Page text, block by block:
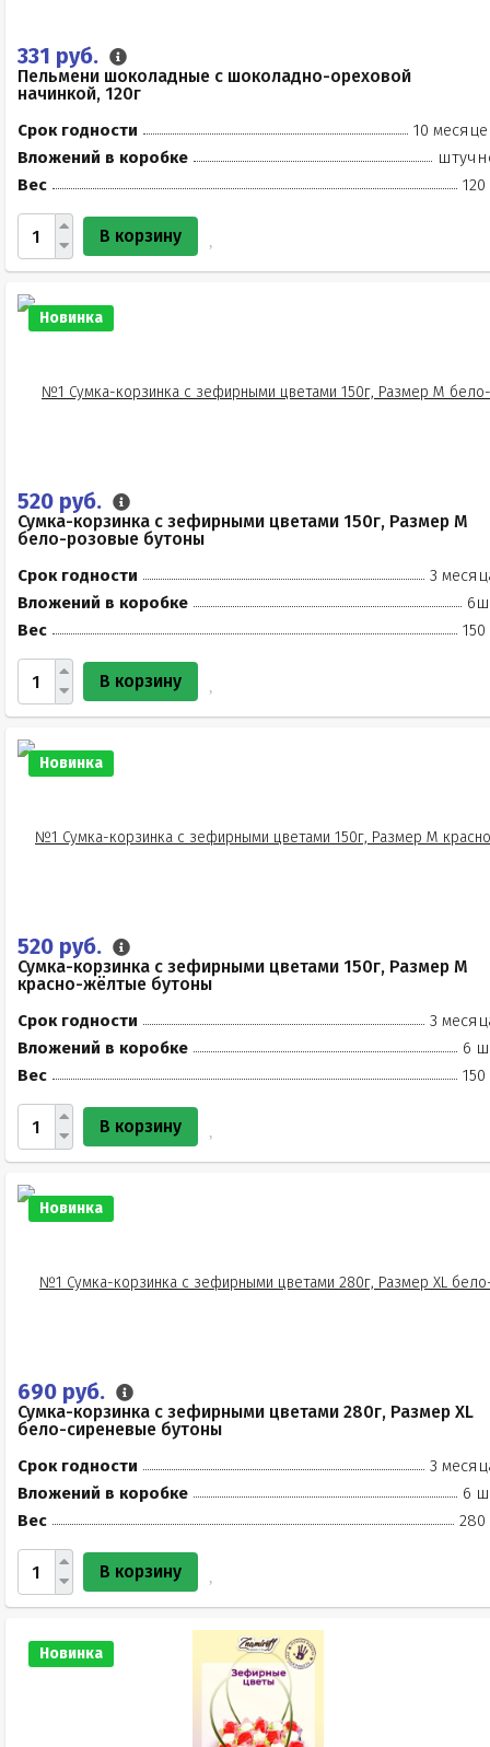
331 руб.
Пельмени шоколадные с шоколадно-ореховой
начинкой, 120г
Срок годности
10
Вложений в коробке
Вес
120
В корзину
Новинка
520 руб.
Сумка-корзинка с зефирными цветами 150г, Размер М
бело-розовые бутоны
Срок годности
3
Вложений в коробке
Вес
150
В корзину
Новинка
520 руб.
Сумка-корзинка с зефирными цветами 150г, Размер М
красно-жёлтые бутоны
Срок годности
3
Вложений в коробке
6
Вес
150
В корзину
Новинка
690 руб.
Сумка-корзинка с зефирными цветами 280г, Размер XL
бело-сиреневые бутоны
Срок годности
3
Вложений в коробке
6
Вес
280
В корзину
Новинка